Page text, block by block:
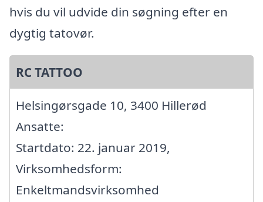
hvis du vil udvide din søgning efter en
dygtig tatovør.
RC TATTOO
Helsingørsgade 10, 3400 Hillerød
Ansatte:
Startdato: 22. januar 2019,
Virksomhedsform:
Enkeltmandsvirksomhed